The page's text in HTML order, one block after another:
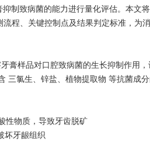
制致病菌的能力进行量化评估。本文
程、关键控制点及结果判定标准，为
膏样品对口腔致病菌的生长抑制作用
三氯生、锌盐、植物提取物 等抗菌成
性物质，导致牙齿脱矿
坏牙龈组织